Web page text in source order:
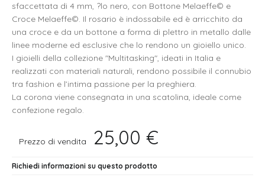
sfaccettata di 4 mm, ?lo nero, con Bottone Melaeffe© e
Croce Melaeffe©. Il rosario è indossabile ed è arricchito da
una croce e da un bottone a forma di plettro in metallo dalle
linee moderne ed esclusive che lo rendono un gioiello unico.
I gioielli della collezione "Multitasking", ideati in Italia e
realizzati con materiali naturali, rendono possibile il connubio
tra fashion e l’intima passione per la preghiera.
La corona viene consegnata in una scatolina, ideale come
confezione regalo.
Prezzo di vendita 25,00 €
Richiedi informazioni su questo prodotto